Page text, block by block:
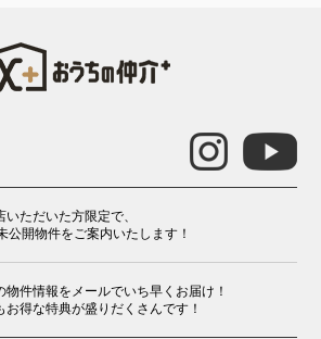
いただいた方限定で、
公開物件をご案内いたします！
物件情報をメールでいち早くお届け！
お得な特典が盛りだくさんです！